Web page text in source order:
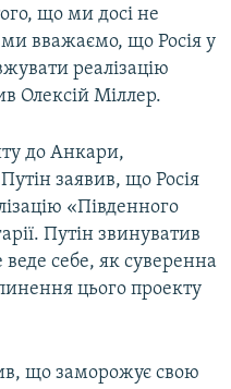
що ми досі не
ми вважаємо, що Росія у
реалізацію
Олексій Міллер.
до Анкари,
заявив, що Росія
«Південного
Путін звинуватив
себе, як суверенна
цього проекту
що заморожує свою